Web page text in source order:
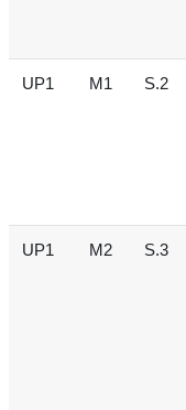
UP1 M1 S.2
UP1 M2 S.3